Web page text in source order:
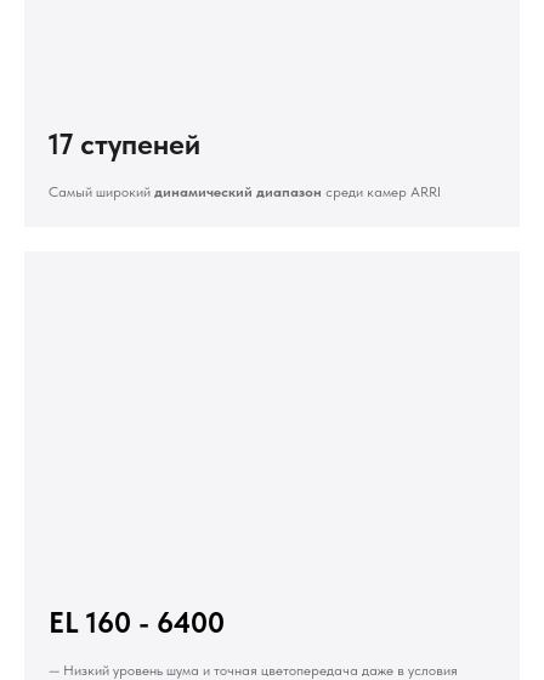
17 ступеней
Самый широкий динамический диапазон среди камер ARRI
EL 160 - 6400
— Низкий уровень шума и точная цветопередача даже в условия